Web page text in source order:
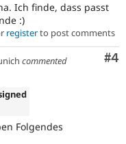
Ich finde, dass passt
:)
registerto post comments
#4
commented
Folgendes